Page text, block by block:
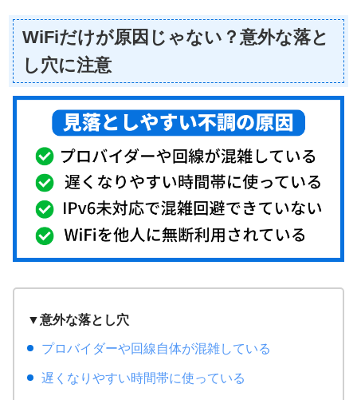
WiFiだけが原因じゃない？意外な落と
し穴に注意
▼意外な落とし穴
プロバイダーや回線自体が混雑している
遅くなりやすい時間帯に使っている